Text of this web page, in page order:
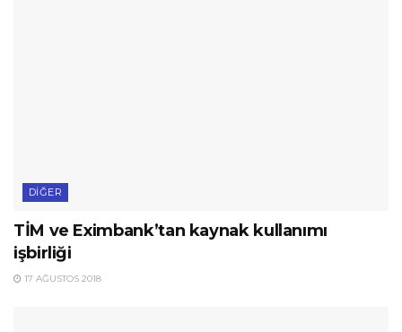
DIĞER
TİM ve Eximbank’tan kaynak kullanımı
işbirliği
17 AĞUSTOS 2018